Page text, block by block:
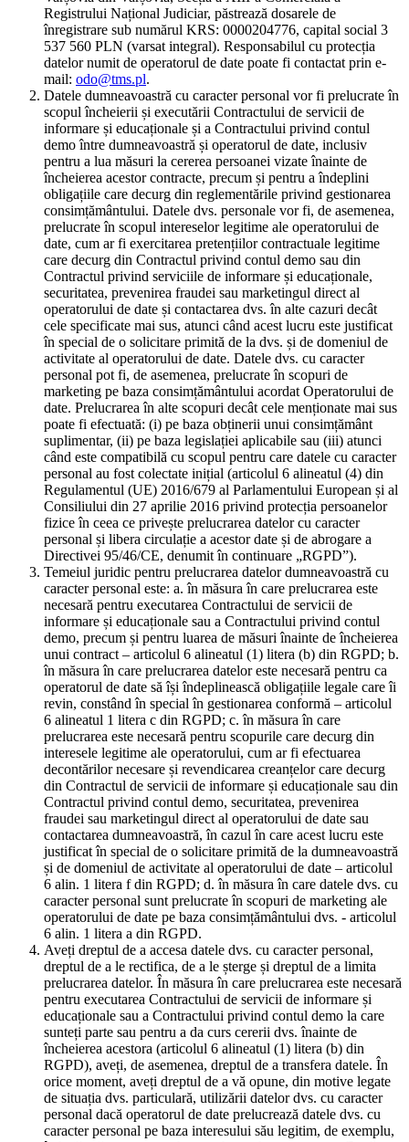
Registrului Național Judiciar, păstrează dosarele de
înregistrare sub numărul KRS: 0000204776, capital social 3
537 560 PLN (varsat integral). Responsabilul cu protecția
datelor numit de operatorul de date poate fi contactat prin e-
mail: odo@tms.pl.
Datele dumneavoastră cu caracter personal vor fi prelucrate în
scopul încheierii și executării Contractului de servicii de
informare și educaționale și a Contractului privind contul
demo între dumneavoastră și operatorul de date, inclusiv
pentru a lua măsuri la cererea persoanei vizate înainte de
încheierea acestor contracte, precum și pentru a îndeplini
obligațiile care decurg din reglementările privind gestionarea
consimțământului. Datele dvs. personale vor fi, de asemenea,
prelucrate în scopul intereselor legitime ale operatorului de
date, cum ar fi exercitarea pretențiilor contractuale legitime
care decurg din Contractul privind contul demo sau din
Contractul privind serviciile de informare și educaționale,
securitatea, prevenirea fraudei sau marketingul direct al
operatorului de date și contactarea dvs. în alte cazuri decât
cele specificate mai sus, atunci când acest lucru este justificat
în special de o solicitare primită de la dvs. și de domeniul de
activitate al operatorului de date. Datele dvs. cu caracter
personal pot fi, de asemenea, prelucrate în scopuri de
marketing pe baza consimțământului acordat Operatorului de
date. Prelucrarea în alte scopuri decât cele menționate mai sus
poate fi efectuată: (i) pe baza obținerii unui consimțământ
suplimentar, (ii) pe baza legislației aplicabile sau (iii) atunci
când este compatibilă cu scopul pentru care datele cu caracter
personal au fost colectate inițial (articolul 6 alineatul (4) din
Regulamentul (UE) 2016/679 al Parlamentului European și al
Consiliului din 27 aprilie 2016 privind protecția persoanelor
fizice în ceea ce privește prelucrarea datelor cu caracter
personal și libera circulație a acestor date și de abrogare a
Directivei 95/46/CE, denumit în continuare „RGPD”).
Temeiul juridic pentru prelucrarea datelor dumneavoastră cu
caracter personal este: a. în măsura în care prelucrarea este
necesară pentru executarea Contractului de servicii de
informare și educaționale sau a Contractului privind contul
demo, precum și pentru luarea de măsuri înainte de încheierea
unui contract – articolul 6 alineatul (1) litera (b) din RGPD; b.
în măsura în care prelucrarea datelor este necesară pentru ca
operatorul de date să își îndeplinească obligațiile legale care îi
revin, constând în special în gestionarea conformă – articolul
6 alineatul 1 litera c din RGPD; c. în măsura în care
prelucrarea este necesară pentru scopurile care decurg din
interesele legitime ale operatorului, cum ar fi efectuarea
decontărilor necesare și revendicarea creanțelor care decurg
din Contractul de servicii de informare și educaționale sau din
Contractul privind contul demo, securitatea, prevenirea
fraudei sau marketingul direct al operatorului de date sau
contactarea dumneavoastră, în cazul în care acest lucru este
justificat în special de o solicitare primită de la dumneavoastră
și de domeniul de activitate al operatorului de date – articolul
6 alin. 1 litera f din RGPD; d. în măsura în care datele dvs. cu
caracter personal sunt prelucrate în scopuri de marketing ale
operatorului de date pe baza consimțământului dvs. - articolul
6 alin. 1 litera a din RGPD.
Aveți dreptul de a accesa datele dvs. cu caracter personal,
dreptul de a le rectifica, de a le șterge și dreptul de a limita
prelucrarea datelor. În măsura în care prelucrarea este necesară
pentru executarea Contractului de servicii de informare și
educaționale sau a Contractului privind contul demo la care
sunteți parte sau pentru a da curs cererii dvs. înainte de
încheierea acestora (articolul 6 alineatul (1) litera (b) din
RGPD), aveți, de asemenea, dreptul de a transfera datele. În
orice moment, aveți dreptul de a vă opune, din motive legate
de situația dvs. particulară, utilizării datelor dvs. cu caracter
personal dacă operatorul de date prelucrează datele dvs. cu
caracter personal pe baza interesului său legitim, de exemplu,